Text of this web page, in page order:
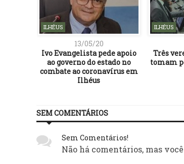
ILHÉUS
13/05/20
Ivo Evangelista pede apoio
ao governo do estado no
combate ao coronavírus em
Ilhéus
ILHÉUS
Três
tomam
SEM COMENTÁRIOS
Sem Comentários!
Não há comentários, mas